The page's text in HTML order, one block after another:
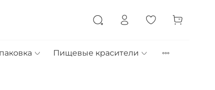
Пищевые красители